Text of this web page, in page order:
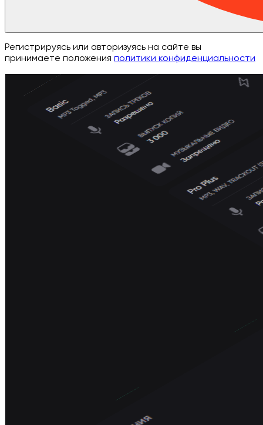
Регистрируясь или авторизуясь на сайте вы
принимаете положения политики конфиденциальности